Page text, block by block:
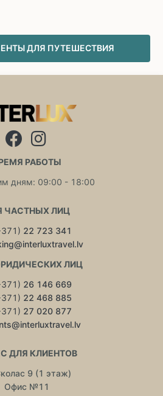
ДЛЯ ПУТЕШЕСТВИЯ
РАБОТЫ
дням: 09:00 - 18:00
ЧАСТНЫХ ЛИЦ
22 723 341
ЛИЦ
26 146 669
22 468 885
27 020 877
ДЛЯ КЛИЕНТОВ
9 (1 этаж)
Офис №11